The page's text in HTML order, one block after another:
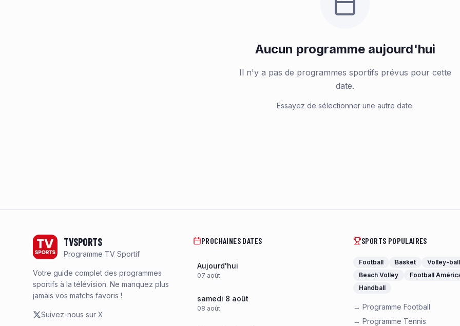
Aucun programme aujourd'hui
Il n'y a pas de programmes sportifs prévus pour cette
date.
Essayez de sélectionner une autre date.
TVSPORTS
Programme TV Sportif
Votre guide complet des programmes
sportifs à la télévision. Ne manquez plus
jamais vos matchs favoris !
Suivez-nous sur X
PROCHAINES DATES
Aujourd'hui
07 août
samedi 8 août
08 août
SPORTS POPULAIRES
Football Basket
Volley-ball
Beach Volley
Football
Handball
→ Programme Football
→ Programme Tennis